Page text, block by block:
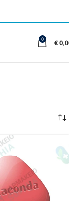
0 €